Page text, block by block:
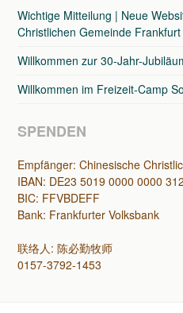
Wichtige Mitteilung | Neue
Christlichen Gemeinde Frankfurt
Willkommen zur 30-Jahr-
Willkommen im Freizeit-Camp
SPENDEN
Empfänger: Chinesische
IBAN: DE23 5019 0000 0000
BIC: FFVBDEFF
Bank: Frankfurter Volksbank
联络人: 陈必勤牧师
0157-3792-1453